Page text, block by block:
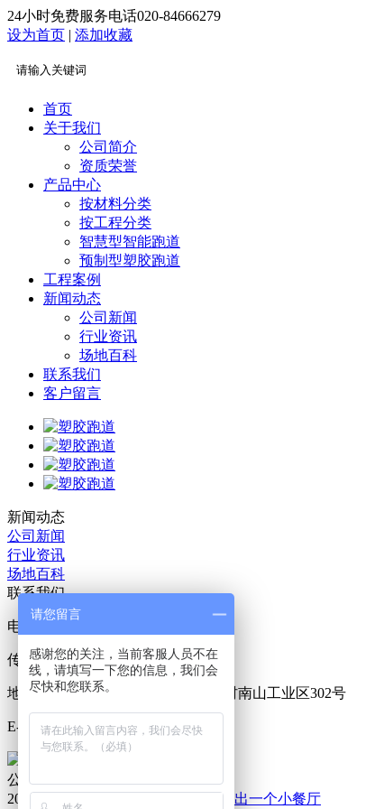
24小时免费服务电话020-84666279
设为首页 | 添加收藏
首页
关于我们
公司简介
资质荣誉
产品中心
按材料分类
按工程分类
智慧型智能跑道
预制型塑胶跑道
工程案例
新闻动态
公司新闻
行业资讯
场地百科
联系我们
客户留言
新闻动态
公司新闻
行业资讯
场地百科
联系我们
电话：020-84666279
传真：020-34511926
地址：广州市番禺区沙头街南双玉村南山工业区302号
E-mail：boao1998@163.com
公司新闻
2014-03-18
制造私密角落 从客厅“挤”出一个小餐厅
请您留言
感谢您的关注，当前客服人员不在
线，请填写一下您的信息，我们会
尽快和您联系。